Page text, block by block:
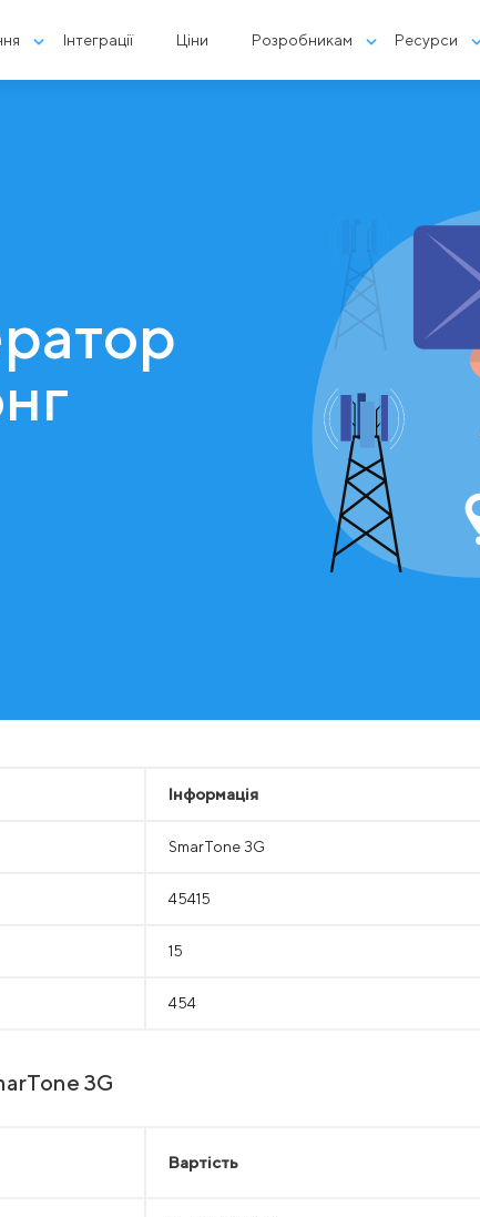
Інтеграції Ціни Розробникам Ресурси
Інформація
SmarTone 3G
45415
15
454
3G
Вартість